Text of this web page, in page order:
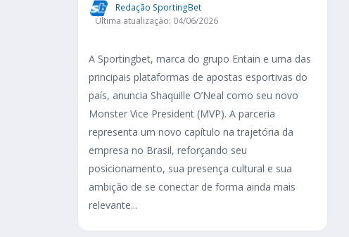
Redação SportingBet
Última atualização: 04/06/2026
A Sportingbet, marca do grupo Entain e uma das
principais plataformas de apostas esportivas do
país, anuncia Shaquille O’Neal como seu novo
Monster Vice President (MVP). A parceria
representa um novo capítulo na trajetória da
empresa no Brasil, reforçando seu
posicionamento, sua presença cultural e sua
ambição de se conectar de forma ainda mais
relevante...